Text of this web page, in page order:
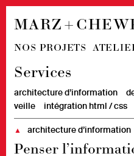
MARZ + CHEW
NOS PROJETS
Services
architecture d’information
veille
intégration html / css
▲ architecture d’information
Penser